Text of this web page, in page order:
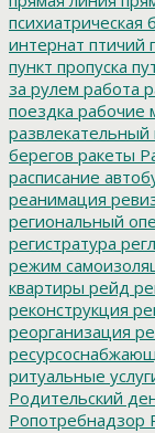
психиатрическая
интернат птичий
пункт пропуска
за рулем работа
поездка рабочие
развлекательный
берегов ракеты
расписание
реанимация
региональный
регистратура
режим
квартиры рейд
реконструкция
реорганизация
ритуальные
Родительский
Ропотребнадзор